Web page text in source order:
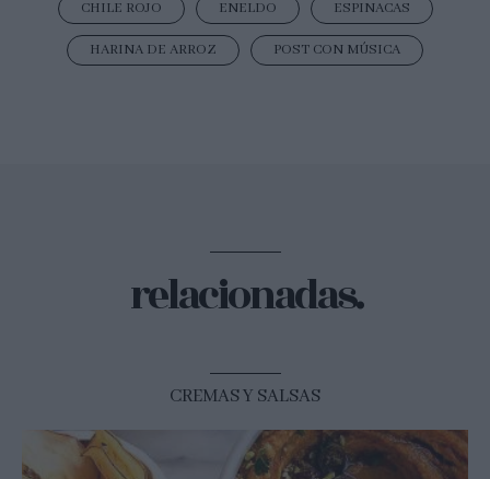
CHILE ROJO ENELDO ESPINACAS
HARINA DE ARROZ POST CON MÚSICA
relacionadas.
CREMAS Y SALSAS